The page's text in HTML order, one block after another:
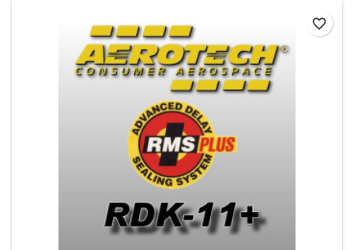
favorite_border